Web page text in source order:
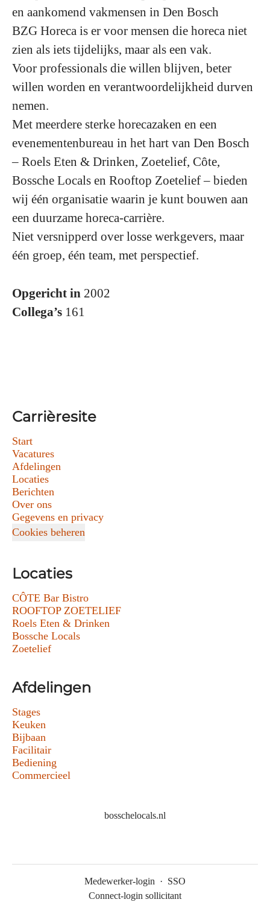
en aankomend vakmensen in Den Bosch
BZG Horeca is er voor mensen die horeca niet
zien als iets tijdelijks, maar als een vak.
Voor professionals die willen blijven, beter
willen worden en verantwoordelijkheid durven
nemen.
Met meerdere sterke horecazaken en een
evenementenbureau in het hart van Den Bosch
– Roels Eten & Drinken, Zoetelief, Côte,
Bossche Locals en Rooftop Zoetelief – bieden
wij één organisatie waarin je kunt bouwen aan
een duurzame horeca-carrière.
Niet versnipperd over losse werkgevers, maar
één groep, één team, met perspectief.
Opgericht in 2002
Collega’s 161
Carrièresite
Start
Vacatures
Afdelingen
Locaties
Berichten
Over ons
Gegevens en privacy
Cookies beheren
Locaties
CÔTE Bar Bistro
ROOFTOP ZOETELIEF
Roels Eten & Drinken
Bossche Locals
Zoetelief
Afdelingen
Stages
Keuken
Bijbaan
Facilitair
Bediening
Commercieel
bosschelocals.nl
Medewerker-login · SSO
Connect-login sollicitant